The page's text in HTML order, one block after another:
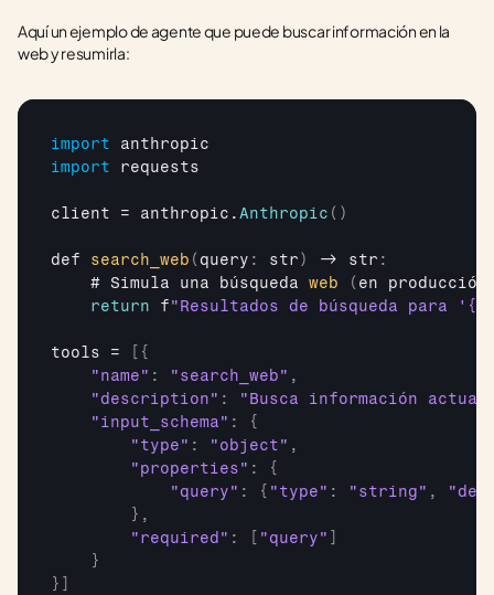
Aquí un ejemplo de agente que puede buscar información en la
web y resumirla:
import
anthropic
import
requests
client = anthropic .Anthropic ( )
def search_web ( query : str) -> str :
    #
Simula una búsqueda web ( en
return
f"Resultados de búsqueda para
tools =
{
"name" : "search_web" ,
"description" :
"Busca información
"input_schema" :
{
"type" : "object" ,
"properties" :
{
"query" : { "type" : "string" ,
} ,
"required" : "query"
}
}